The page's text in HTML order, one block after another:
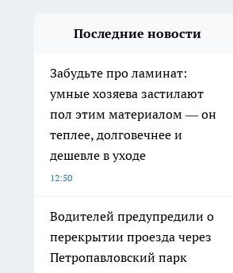
Последние новости
Забудьте про ламинат:
умные хозяева застилают
пол этим материалом — он
теплее, долговечнее и
дешевле в уходе
12:50
Водителей предупредили о
перекрытии проезда через
Петропавловский парк